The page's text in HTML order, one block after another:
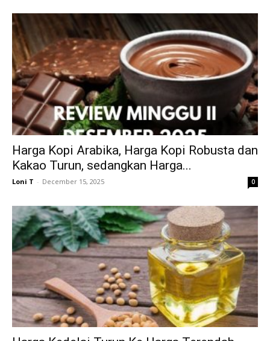
Harga Kopi Arabika, Harga Kopi Robusta dan
Kakao Turun, sedangkan Harga...
Loni T - December 15, 2025 0